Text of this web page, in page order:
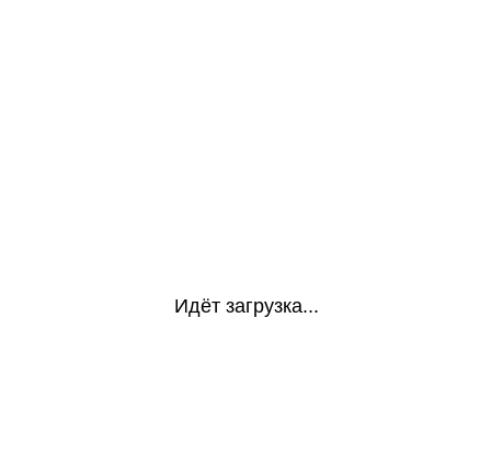
Идёт загрузка...